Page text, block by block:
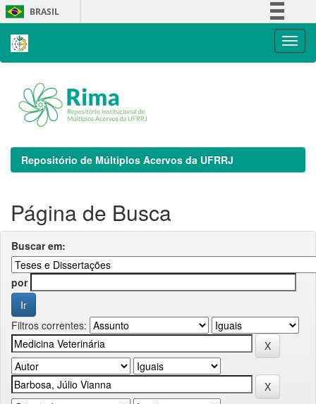
Skip
navigation
BRASIL
Repositório de Múltiplos Acervos da UFRRJ
Página de Busca
Buscar em:
por
Filtros correntes: